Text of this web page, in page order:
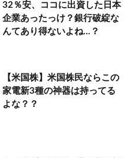
32％安、ココに出資した日本
企業あったっけ？銀行破綻な
んてあり得ないよね…？
【米国株】米国株民ならこの
家電新3種の神器は持ってる
よな？？